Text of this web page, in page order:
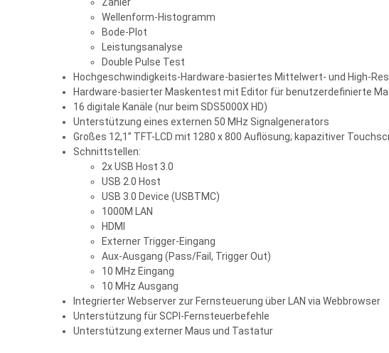
Wellenform-Histogramm
Bode-Plot
Leistungsanalyse
Double Pulse Test
Hochgeschwindigkeits-Hardware-basiertes Mittelwert- und High-
Hardware-basierter Maskentest mit Editor für benutzerdefinierte
16 digitale Kanäle (nur beim SDS5000X HD)
Unterstützung eines externen 50 MHz Signalgenerators
Großes 12,1” TFT-LCD mit 1280 x 800 Auflösung; kapazitiver
Schnittstellen:
2x USB Host 3.0
USB 2.0 Host
USB 3.0 Device (USBTMC)
1000M LAN
HDMI
Externer Trigger-Eingang
Aux-Ausgang (Pass/Fail, Trigger Out)
10 MHz Eingang
10 MHz Ausgang
Integrierter Webserver zur Fernsteuerung über LAN via Webbrowser
Unterstützung für SCPI-Fernsteuerbefehle
Unterstützung externer Maus und Tastatur